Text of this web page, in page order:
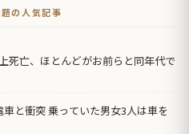
の人気記事
死亡、ほとんどがお前らと同年代で
車と衝突 乗っていた男女3人は車を